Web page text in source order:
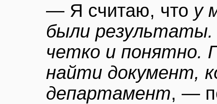
— Я считаю, что у
были
четко и понятно.
найти документ,
департамент, —